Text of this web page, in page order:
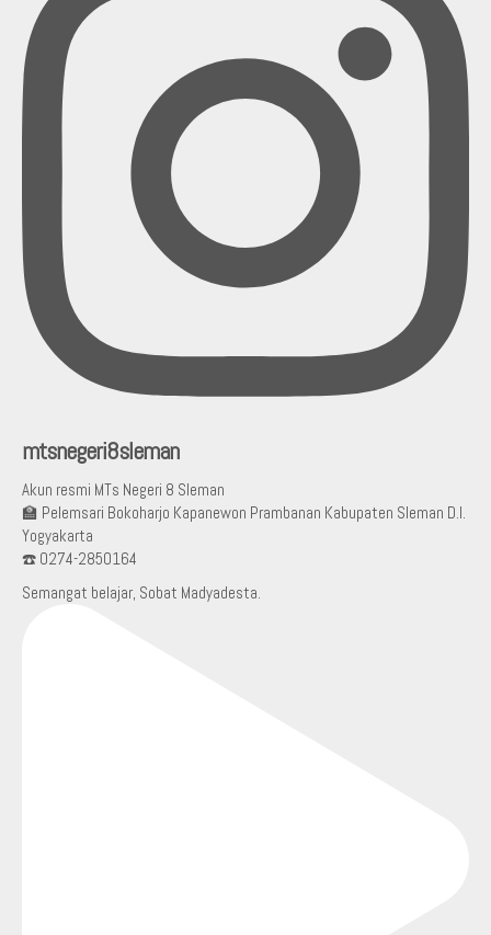
mtsnegeri8sleman
Akun resmi MTs Negeri 8 Sleman
🏫 Pelemsari Bokoharjo Kapanewon Prambanan Kabupaten Sleman D.I.
Yogyakarta
☎️ 0274-2850164
Semangat belajar, Sobat Madyadesta.